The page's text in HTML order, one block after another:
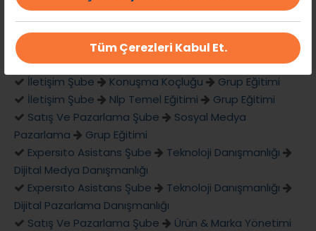
Tüm Çerezleri Kabul Et.
Bireysel Koçluk
Programı
İletişim Şube
Konuşma Koçluğu
Birebir Eğitim
İletişim Şube
Konuşma Koçluğu
Grup Eğitimi
İletişim Şube
Nlp Temel Eğitimi
Grup Eğitimi
Satış Ve Pazarlama Şube
Sosyal Medya
Pazarlama
Grup Eğitimi
Expersıto Asistans Şube
Teknoloji Danışmanlığı
Dijital Medya Danışmanlığı
Expersıto Asistans Şube
Teknoloji Danışmanlığı
Dijital Pazarlama Danışmanlığı
Satış Ve Pazarlama Şube
Ürün & Marka Yönetimi